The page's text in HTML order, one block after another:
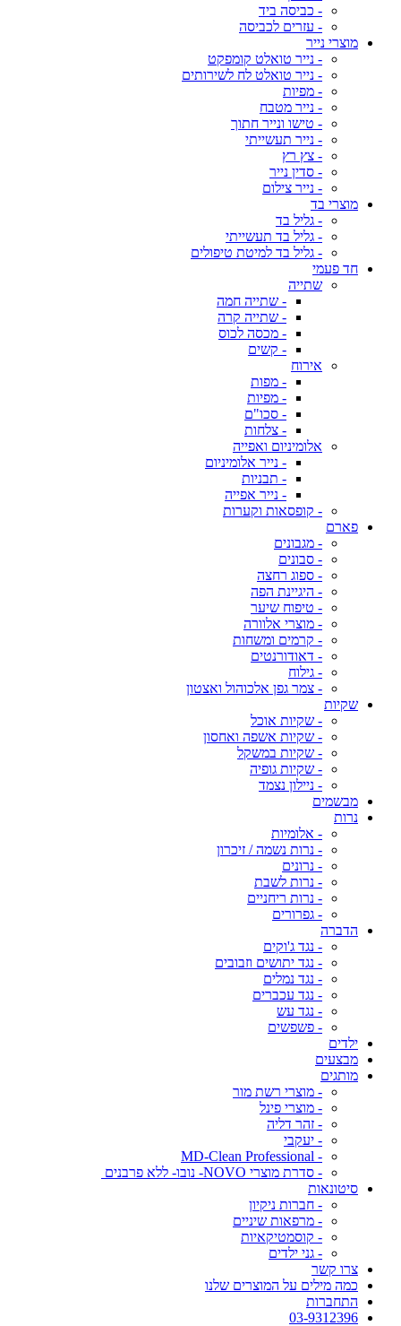
- כביסה ביד
- עזרים לכביסה
מוצרי נייר
- נייר טואלט קומפקט
- נייר טואלט לח לשירותים
- מפיות
- נייר מטבח
- טישו ונייר חתוך
- נייר תעשייתי
- צץ רץ
- סדין נייר
- נייר צילום
מוצרי בד
- גליל בד
- גליל בד תעשייתי
- גליל בד למיטת טיפולים
חד פעמי
שתייה
- שתייה חמה
- שתייה קרה
- מכסה לכוס
- קשים
אירוח
- מפות
- מפיות
- סכו"ם
- צלחות
אלומיניום ואפייה
- נייר אלומיניום
- תבניות
- נייר אפייה
- קופסאות וקערות
פארם
- מגבונים
- סבונים
- ספוג רחצה
- היגיינת הפה
- טיפוח שיער
- מוצרי אלוורה
- קרמים ומשחות
- דאודורנטים
- גילוח
- צמר גפן אלכוהול ואצטון
שקיות
- שקיות אוכל
- שקיות אשפה ואחסון
- שקיות במשקל
- שקיות גופיה
- ניילון נצמד
מבשמים
נרות
- אלומיות
- נרות נשמה / זיכרון
- נרונים
- נרות לשבת
- נרות ריחניים
- גפרורים
הדברה
- נגד ג'וקים
- נגד יתושים וזבובים
- נגד נמלים
- נגד עכברים
- נגד עש
- פשפשים
ילדים
מבצעים
מותגים
- מוצרי רשת מור
- מוצרי פינל
- זהר דליה
- יעקבי
- MD-Clean Professional
- סדרת מוצרי NOVO- נובו- ללא פרבנים
סיטונאות
- חברות ניקיון
- מרפאות שיניים
- קוסמטיקאיות
- גני ילדים
צרו קשר
כמה מילים על המוצרים שלנו
התחברות
03-9312396